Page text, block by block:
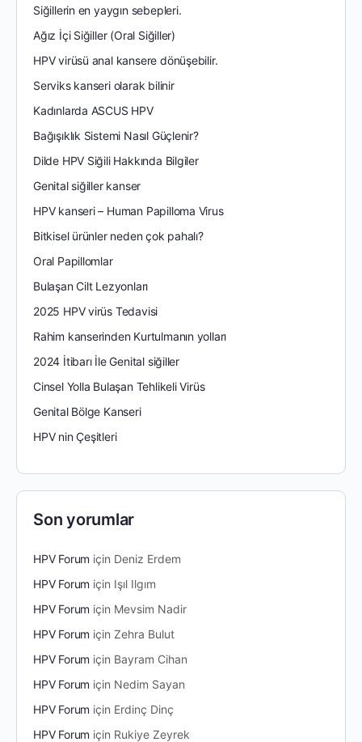
Siğillerin en yaygın sebepleri.
Ağız İçi Siğiller (Oral Siğiller)
HPV virüsü anal kansere dönüşebilir.
Serviks kanseri olarak bilinir
Kadınlarda ASCUS HPV
Bağışıklık Sistemi Nasıl Güçlenir?
Dilde HPV Siğili Hakkında Bilgiler
Genital siğiller kanser
HPV kanseri – Human Papilloma Virus
Bitkisel ürünler neden çok pahalı?
Oral Papillomlar
Bulaşan Cilt Lezyonları
2025 HPV virüs Tedavisi
Rahim kanserinden Kurtulmanın yolları
2024 İtibarı İle Genital siğiller
Cinsel Yolla Bulaşan Tehlikeli Virüs
Genital Bölge Kanseri
HPV nin Çeşitleri
Son yorumlar
HPV Forum için Deniz Erdem
HPV Forum için Işıl Ilgım
HPV Forum için Mevsim Nadir
HPV Forum içinZehra Bulut
HPV Forum için Bayram Cihan
HPV Forum için Nedim Sayan
HPV Forum için Erdinç Dinç
HPV Forum için Rukiye Zeyrek